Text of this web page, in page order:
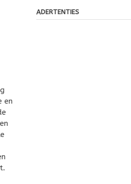
en
ADERTENTIES